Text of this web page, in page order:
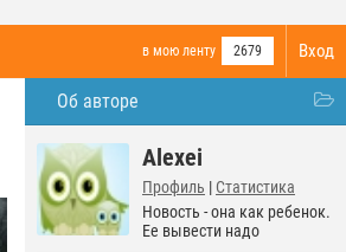
Вход
в мою ленту 2679
Об авторе
Alexei
Профиль | Статистика
Новость - она как ребенок.
Ее вывести надо